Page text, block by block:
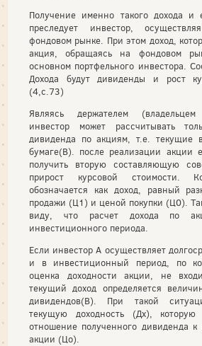
Получение именно такого дохода и
преследует инвестор,
фондовом рынке. При этом до­ход,
акция, обращаясь на фондовом
основном портфельного инвестора.
Дохода будут дивиденды и рост
(4,с.73)
Являясь держателем
инвестор может рассчитывать
дивиденда по акциям, т.е. текущие
бумаге(В). после реализации акции
получить вторую составляющую
прирост курсовой стоимости.
обозначается как доход, равный
продажи (Ц1) и ценой покупки (Ц0).
виду, что расчет дохода по
инвестиционного периода.
Если инвестор А осуществляет
и в инвестиционный период, по
оценка доходности акции, не
текущий доход определяется
дивидендов(В). При такой
текущую доходность (Дх), которую
отношение полученного дивиденда к
акции (Цо).